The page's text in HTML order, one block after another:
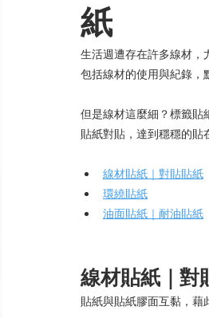
製程與設備
紙
生活週遭存在許多線材，
包括線材的使用與紀錄，
但是線材這麼細？標籤貼
貼紙對貼，達到穩穩的貼
線材貼紙｜對貼貼紙
環繞貼紙
油面貼紙｜耐油貼紙
線材貼紙｜對
貼紙與貼紙膠面互黏，藉